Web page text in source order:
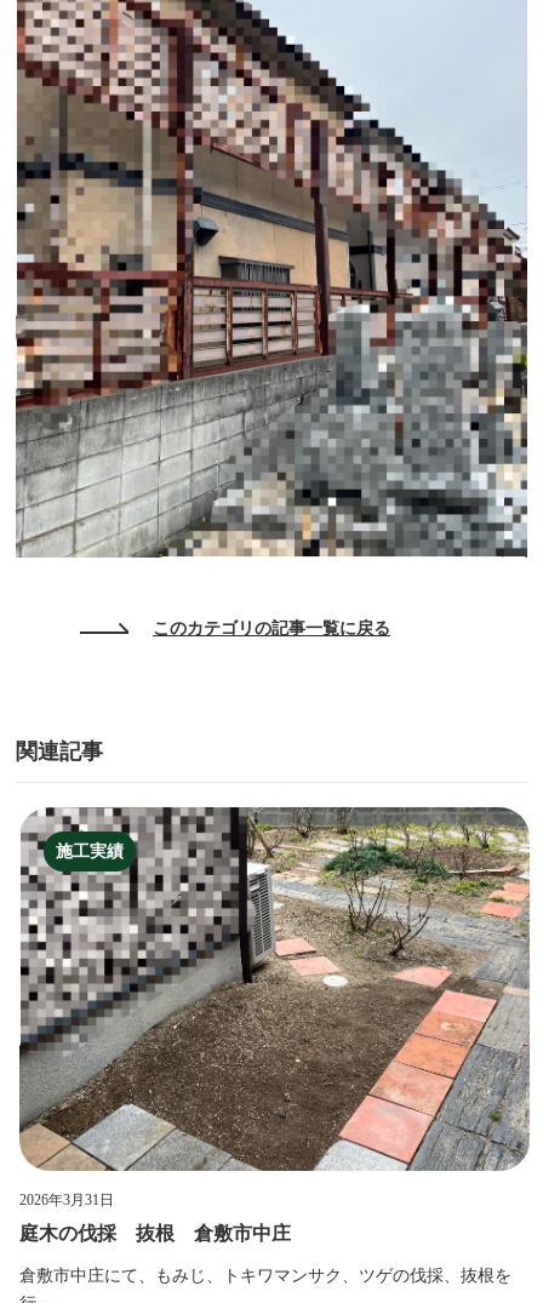
このカテゴリの記事一覧に戻る
関連記事
施工実績
2026年3月31日
庭木の伐採 抜根 倉敷市中庄
倉敷市中庄にて、もみじ、トキワマンサク、ツゲの伐採、抜根を